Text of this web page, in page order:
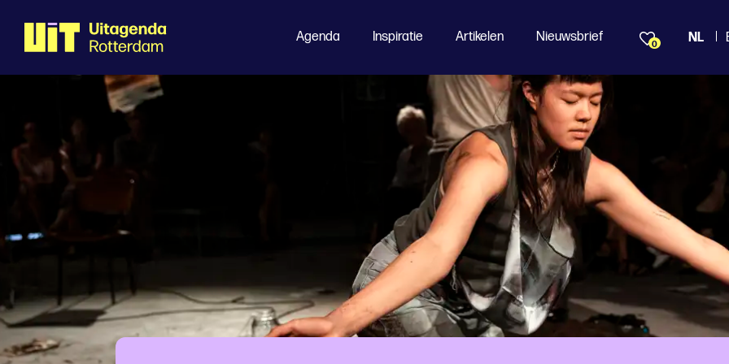
Agenda Inspiratie Artikelen Nieuwsbrief 0 NL